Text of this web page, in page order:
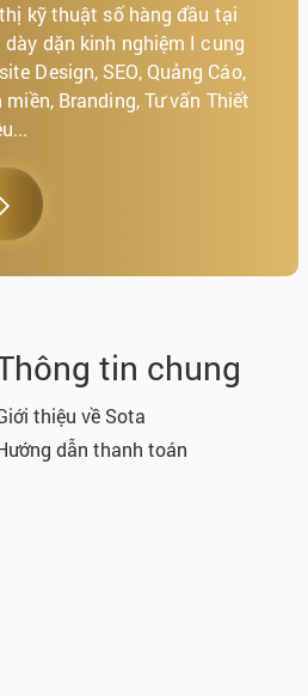
kỹ thuật số hàng đầu tại
dặn kinh nghiệm I cung
Design, SEO, Quảng Cáo,
Branding, Tư vấn Thiết
tin chung
thiệu về Sota
dẫn thanh toán